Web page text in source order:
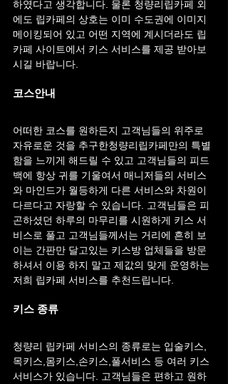
하였다고 생각합니다. 물론 청량리립카페 외
에도 립카페의 상호는 이미 수도권에 이미지
메이킹되어 있고 어떤 지역에 계시더라도 립
카페 사이트에서 키스 서비스를 제공 받아보
시길 바랍니다.
코스안내
어떠한 코스를 원하든지 고객님들의 위주로
자유로운 것을 추구한청량리립카페만의 특별
함을 느끼게 해드릴 수 있고 고객님들의 피드
백에 항상 귀를 기울여서 매니저들의 서비스
와 마인드가 월등하게 다른 서비스와 차원이
다르다고 자랑할 수 있습니다. 고객님들은 피
곤하셨던 하루의 마무리를 시원하게 키스 서
비스로 풀고 고객님들께서는 거리에 흔히 보
이는 간판만 달고있는 키스방 업체들을 방문
하셔서 이용 하지 말고 제값의 맞게 운영하는
저희 립카페 서비스를 추천드립니다.
키스 종류
청량리 립카페 서비스의 종류로는 입술키스,
목키스,몸키스,손키스,풀서비스 등 여러 키스
서비스가 있습니다. 고객님들은 편하고 원하